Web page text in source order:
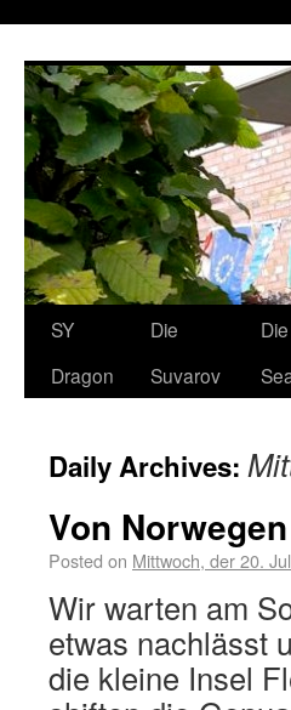
SY
Dragon
Die
Suvarov
Daily Archives:
Von
Posted on Mittwoch, der 20.
Wir warten am
etwas nachlässt
die kleine Insel